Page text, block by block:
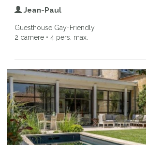
Jean-Paul
Guesthouse Gay-Friendly
2 camere • 4 pers. max.